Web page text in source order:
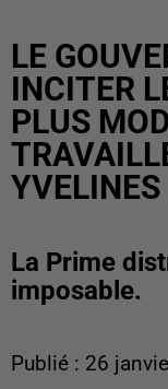
LE
INCITER
PLUS
YVELINES
La Prime
imposable.
Publié : 26